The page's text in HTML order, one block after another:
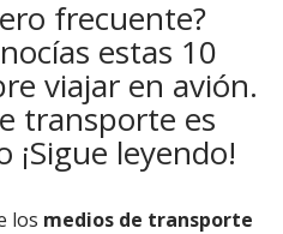
frecuente?
estas 10
viajar en avión.
transporte es
leyendo!
los medios de transporte